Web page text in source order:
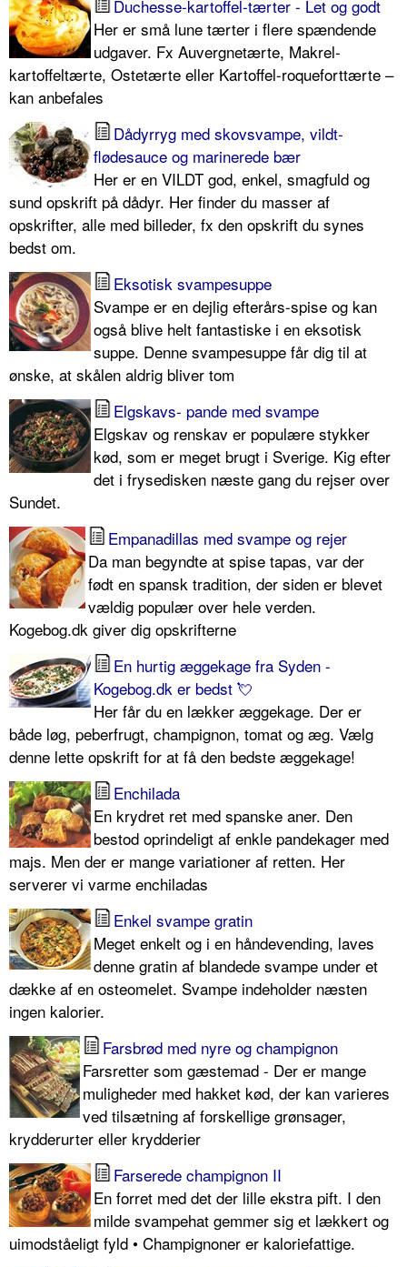
Duchesse-kartoffel-tærter - Let og godt
Her er små lune tærter i flere spændende
udgaver. Fx Auvergnetærte, Makrel-
kartoffeltærte, Ostetærte eller Kartoffel-roqueforttærte –
kan anbefales
Dådyrryg med skovsvampe, vildt-
flødesauce og marinerede bær
Her er en VILDT god, enkel, smagfuld og
sund opskrift på dådyr. Her finder du masser af
opskrifter, alle med billeder, fx den opskrift du synes
bedst om.
Eksotisk svampesuppe
Svampe er en dejlig efterårs-spise og kan
også blive helt fantastiske i en eksotisk
suppe. Denne svampesuppe får dig til at
ønske, at skålen aldrig bliver tom
Elgskavs- pande med svampe
Elgskav og renskav er populære stykker
kød, som er meget brugt i Sverige. Kig efter
det i frysedisken næste gang du rejser over
Sundet.
Empanadillas med svampe og rejer
Da man begyndte at spise tapas, var der
født en spansk tradition, der siden er blevet
vældig populær over hele verden.
Kogebog.dk giver dig opskrifterne
En hurtig æggekage fra Syden -
Kogebog.dk er bedst 💘
Her får du en lækker æggekage. Der er
både løg, peberfrugt, champignon, tomat og æg. Vælg
denne lette opskrift for at få den bedste æggekage!
Enchilada
En krydret ret med spanske aner. Den
bestod oprindeligt af enkle pandekager med
majs. Men der er mange variationer af retten. Her
serverer vi varme enchiladas
Enkel svampe gratin
Meget enkelt og i en håndevending, laves
denne gratin af blandede svampe under et
dække af en osteomelet. Svampe indeholder næsten
ingen kalorier.
Farsbrød med nyre og champignon
Farsretter som gæstemad - Der er mange
muligheder med hakket kød, der kan varieres
ved tilsætning af forskellige grønsager,
krydderurter eller krydderier
Farserede champignon II
En forret med det der lille ekstra pift. I den
milde svampehat gemmer sig et lækkert og
uimodståeligt fyld • Champignoner er kaloriefattige.